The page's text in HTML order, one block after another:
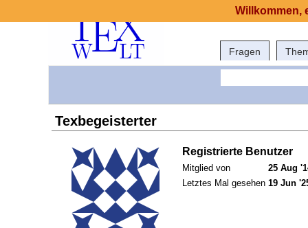
Fragen
Texbegeisterter
Registrierte Benutzer
Mitglied von
25 Aug
Letztes Mal gesehen 19 Jun
Willkommen,